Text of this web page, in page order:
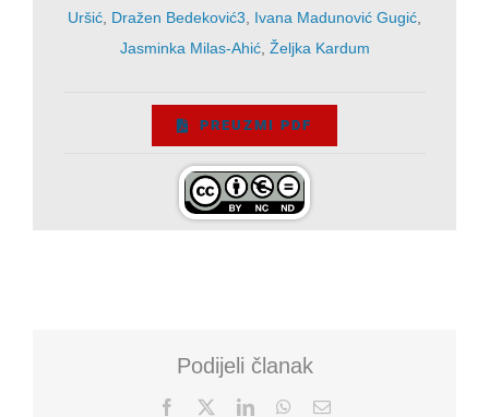
Uršić Dražen Bedeković3 Ivana Madunović Gugić
Jasminka Milas-Ahić, Željka Kardum
PREUZMI PDF
Podijeli članak
Facebook LinkedInWhatsApp
Email: